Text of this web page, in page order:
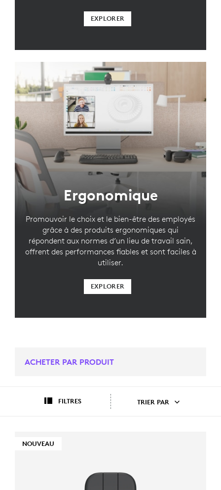
EXPLORER
Ergonomique
Promouvoir le choix et le bien-être des employés
grâce à des produits ergonomiques qui
répondent aux normes d’un lieu de travail sain,
offrent des performances fiables et sont faciles à
utiliser.
EXPLORER
ACHETER PAR PRODUIT
FILTRES TRIER PAR
NOUVEAU